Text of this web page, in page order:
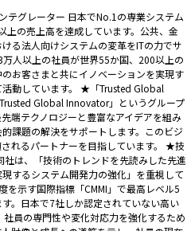
グレーター 日本でNo.1の専業システム
上の売上高を達成しています。公共、金
る法人向けシステムの変革をITの力でサ
人以上の社員が世界55か国、200以上の
お客さまと共にイノベーションを実現す
動しています。 ★「Trusted Global
Global Innovator」というグループ
端テクノロジーと豊富なアイデアを組み
課題の解決をサポートします。このビジ
れるパートナーを目指しています。 ★技
は、「技術のトレンドを先読みした先進
するシステム開発力の強化」を重視して
を示す国際指標「CMMI」で最高レベル5
。日本で7社しか認定されていない高い
員の専門性や変化対応力を強化するため